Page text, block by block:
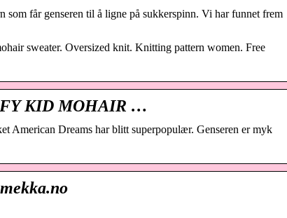
får genseren til å ligne på sukkerspinn. Vi har funnet frem
sweater. Oversized knit. Knitting pattern women. Free
KID MOHAIR …
American Dreams har blitt superpopulær. Genseren er myk